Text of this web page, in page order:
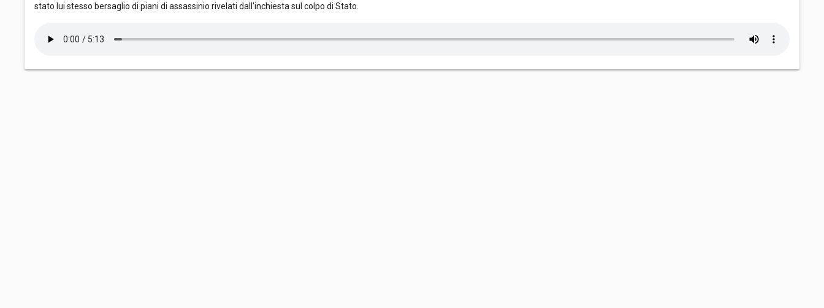
stato lui stesso bersaglio di piani di assassinio rivelati dall'inchiesta sul colpo di Stato.